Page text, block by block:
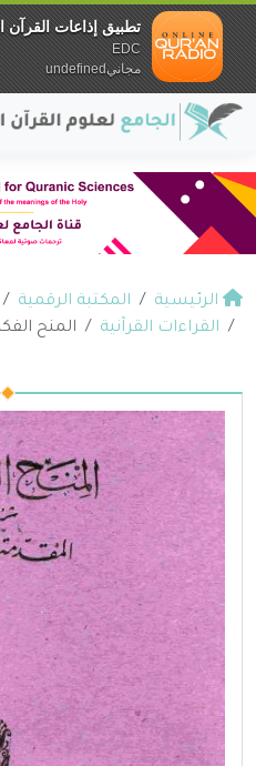
الرئيسية المكتبة الرقمية
القراءات القرآنية
المنح
تطبيق إذاعات القرآن
EDC
مجانيundefined